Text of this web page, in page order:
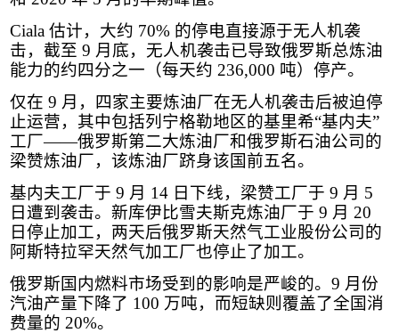
Ciala 估计，大约 70% 的停电直接源于无人机袭
击，截至 9 月底，无人机袭击已导致俄罗斯总炼油
能力的约四分之一（每天约 236,000 吨）停产。
仅在 9 月，四家主要炼油厂在无人机袭击后被迫停
止运营，其中包括列宁格勒地区的基里希“基内夫”
工厂——俄罗斯第二大炼油厂和俄罗斯石油公司的
梁赞炼油厂，该炼油厂跻身该国前五名。
基内夫工厂于 9 月 14 日下线，梁赞工厂于 9 月 5
日遭到袭击。新库伊比雪夫斯克炼油厂于 9 月 20
日停止加工，两天后俄罗斯天然气工业股份公司的
阿斯特拉罕天然气加工厂也停止了加工。
俄罗斯国内燃料市场受到的影响是严峻的。 9 月份
汽油产量下降了 100 万吨，而短缺则覆盖了全国消
费量的 20%。